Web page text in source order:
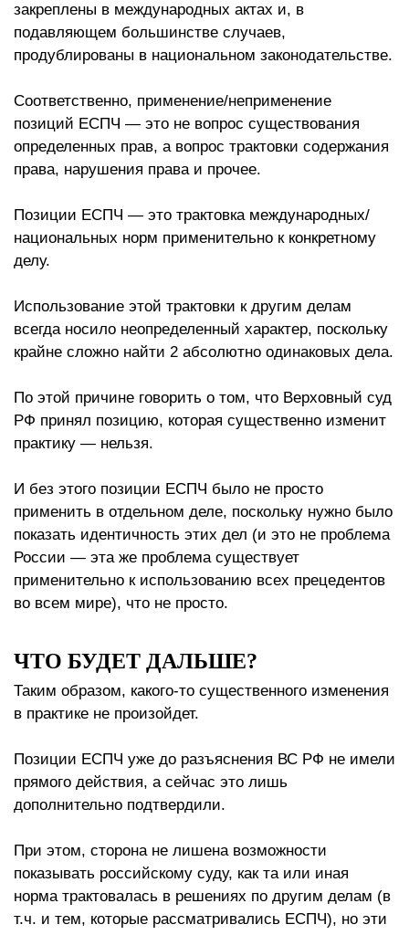
закреплены в международных актах и, в
подавляющем большинстве случаев,
продублированы в национальном законодательстве.
Соответственно, применение/неприменение
позиций ЕСПЧ — это не вопрос существования
определенных прав, а вопрос трактовки содержания
права, нарушения права и прочее.
Позиции ЕСПЧ — это трактовка международных/
национальных норм применительно к конкретному
делу.
Использование этой трактовки к другим делам
всегда носило неопределенный характер, поскольку
крайне сложно найти 2 абсолютно одинаковых дела.
По этой причине говорить о том, что Верховный суд
РФ принял позицию, которая существенно изменит
практику — нельзя.
И без этого позиции ЕСПЧ было не просто
применить в отдельном деле, поскольку нужно было
показать идентичность этих дел (и это не проблема
России — эта же проблема существует
применительно к использованию всех прецедентов
во всем мире), что не просто.
ЧТО БУДЕТ ДАЛЬШЕ?
Таким образом, какого-то существенного изменения
в практике не произойдет.
Позиции ЕСПЧ уже до разъяснения ВС РФ не имели
прямого действия, а сейчас это лишь
дополнительно подтвердили.
При этом, сторона не лишена возможности
показывать российскому суду, как та или иная
норма трактовалась в решениях по другим делам (в
т.ч. и тем, которые рассматривались ЕСПЧ), но эти